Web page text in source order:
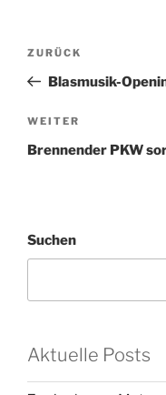
Vorheriger
Beitrag
ZURÜCK
Blasmusik-
Nächster
Beitrag
WEITER
Brennender PKW
Suchen
Aktuelle Posts